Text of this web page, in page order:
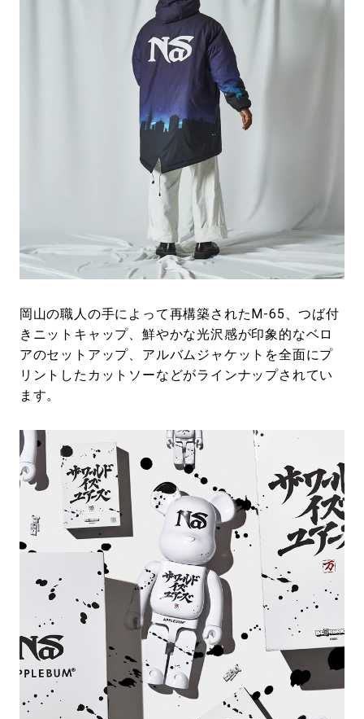
岡山の職人の手によって再構築されたM-65、つば付
きニットキャップ、鮮やかな光沢感が印象的なベロ
アのセットアップ、アルバムジャケットを全面にプ
リントしたカットソーなどがラインナップされてい
ます。